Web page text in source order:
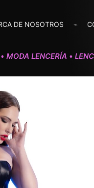
DE NOSOTROS
• MODA LENCERÍA •